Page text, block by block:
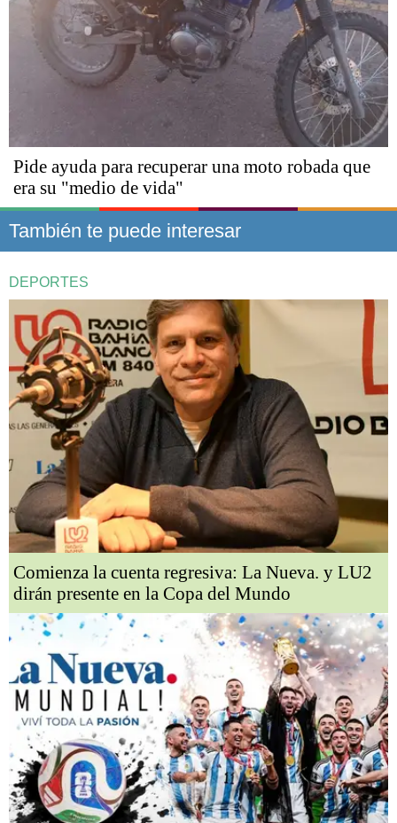
Pide ayuda para recuperar una moto robada que
era su "medio de vida"
También te puede interesar
DEPORTES
Comienza la cuenta regresiva: La Nueva. y LU2
dirán presente en la Copa del Mundo